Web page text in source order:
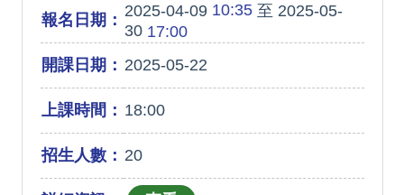
報名日期： 2025-04-0910:35至 2025-05-
3017:00
開課日期： 2025-05-22
上課時間： 18:00
招生人數： 20